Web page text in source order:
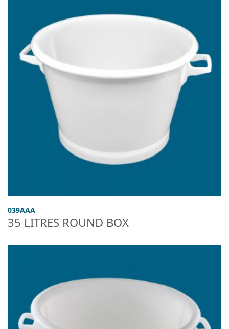
039AAA
35 LITRES ROUND BOX